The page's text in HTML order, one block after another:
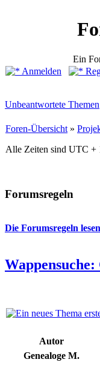
Ein
Anmelden
Unbeantwortete Themen
Foren-Übersicht »
Alle Zeiten sind UTC +
Forumsregeln
Die Forumsregeln lesen
Autor
Genealoge M.